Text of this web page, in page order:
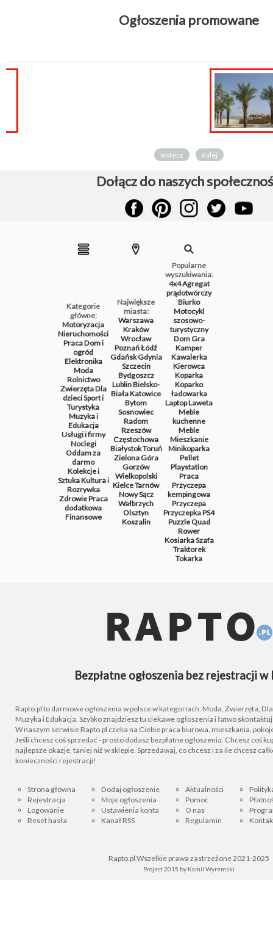
Ogłoszenia promowane
WAKACJE !!!
wstecz dalej
Dołącz do naszych
Kategorie
główne:
Motoryzacja
Nieruchomości
PracaDom i
ogród
Elektronika
Moda
Rolnictwo
ZwierzętaDla
dzieciSport i
Turystyka
Muzyka i
Edukacja
Usługi i firmy
Noclegi
Oddam za
darmo
Kolekcje i
SztukaKultura i
Rozrywka
ZdrowiePraca
dodatkowa
Finansowe
Największe
miasta:
Warszawa
Kraków
Wrocław
PoznańŁódź
GdańskGdynia
Szczecin
Bydgoszcz
LublinBielsko-
BiałaKatowice
Bytom
Sosnowiec
Radom
Rzeszów
Częstochowa
BiałystokToruń
Zielona Góra
Gorzów
Wielkopolski
KielceTarnów
Nowy Sącz
Wałbrzych
Olsztyn
Koszalin
Popularne
wyszukiwania:
4x4Agregat
prądotwórczy
Biurko
Motocykl
szosowo-
turystyczny
DomGra
Kamper
Kawalerka
Kierowca
Koparka
Koparko
ładowarka
LaptopLaweta
Meble
kuchenne
Meble
Mieszkanie
Minikoparka
Pellet
Playstation
Praca
Przyczepa
kempingowa
Przyczepa
PrzyczepkaPS4
PuzzleQuad
Rower
KosiarkaSzafa
Traktorek
Tokarka
Bezpłatne ogłoszenia bez rejestracji w
Rapto.pl to darmowe ogłoszenia w polsce w kategoriach: Moda, Zwierzęta, Dla
Muzyka i Edukacja. Szybko znajdziesz tu ciekawe ogłoszenia i łatwo
W naszym serwisie Rapto.pl czeka na Ciebie praca biurowa, mieszkania,
Jeśli chcesz coś sprzedać - prosto dodasz bezpłatne ogłoszenia. Chcesz coś
najlepsze okazje, taniej niż w sklepie. Sprzedawaj, co chcesz i za ile chcesz
konieczności rejestracji!
Strona główna
Rejestracja
Logowanie
Reset hasła
Dodaj ogłoszenie
Moje ogłoszenia
Ustawienia konta
Kanał RSS
Aktualności
Pomoc
O nas
Regulamin
Rapto.pl Wszelkie prawa zastrzeżone 2021-2025
Project 2015 by Kamil Wyremski